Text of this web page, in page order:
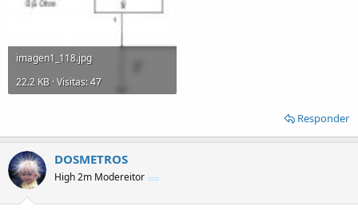
imagen1_118.jpg
22.2 KB · Visitas: 47
Responder
DOSMETROS
High 2m Modereitor